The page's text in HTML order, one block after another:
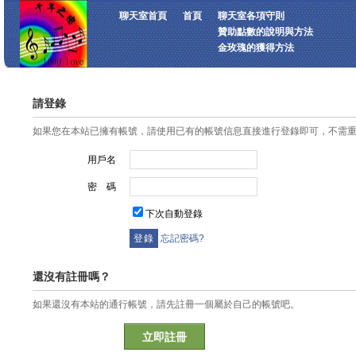
聊天室首頁 首頁
聊天室各項守則
贊助點數的說明與方法
金玫瑰的獲得方法
請登錄
如果您在本站已擁有帳號，請使用已有的帳號信息直接進行登錄即可，不需
用戶名
密 碼
下次自動登錄
忘記密碼?
還沒有註冊嗎？
如果還沒有本站的通行帳號，請先註冊一個屬於自己的帳號吧。
立即註冊